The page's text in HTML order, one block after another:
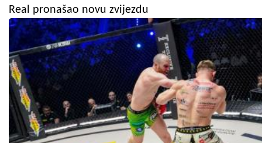
Real pronašao novu zvijezdu